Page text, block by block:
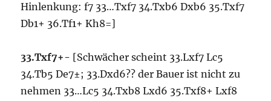
Hinlenkung: f7 33…Txf7 34.Txb6 Dxb6 35.Txf7
Db1+ 36.Tf1+ Kh8=]
33.Txf7+- [Schwächer scheint 33.Lxf7 Lc5
34.Tb5 De7±; 33.Dxd6?? der Bauer ist nicht zu
nehmen 33…Lc5 34.Txb8 Lxd6 35.Txf8+ Lxf8